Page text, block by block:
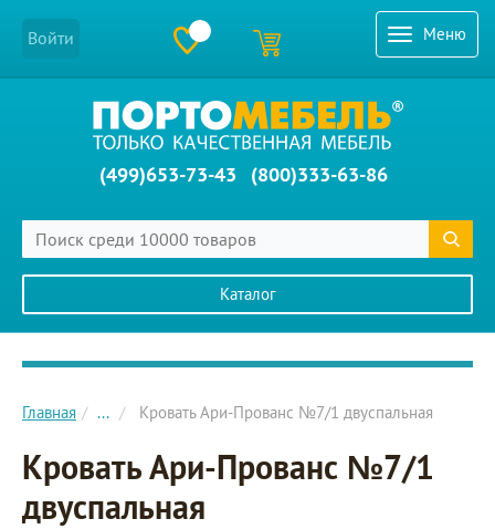
Меню
Войти
(499)653-73-43 (800)333-63-86
Каталог
Главное меню сайта
Главная ... Кровать Ари-Прованс №7/1 двуспальная
Кровать Ари-Прованс №7/1
двуспальная